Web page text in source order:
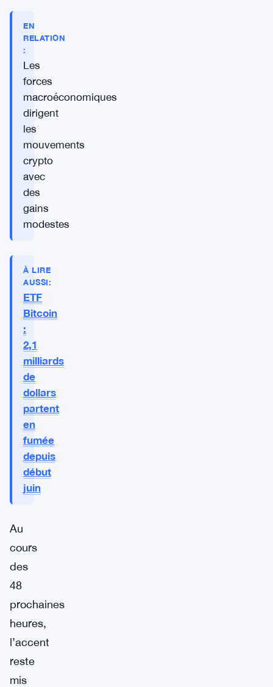
EN
RELATION
:
Les
forces
macroéconomiques
dirigent
les
mouvements
crypto
avec
des
gains
modestes
À LIRE
AUSSI:
ETF
Bitcoin
:
2,1
milliards
de
dollars
partent
en
fumée
depuis
début
juin
Au
cours
des
48
prochaines
heures,
l’accent
reste
mis